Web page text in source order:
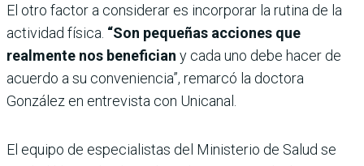
El otro factor a considerar es incorporar la rutina de la
actividad física. “Son pequeñas acciones que
realmente nos benefician y cada uno debe hacer de
acuerdo a su conveniencia”, remarcó la doctora
González en entrevista con Unicanal.
El equipo de especialistas del Ministerio de Salud se